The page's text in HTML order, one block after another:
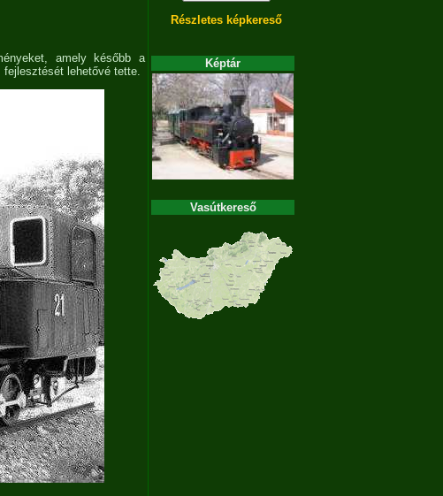
amely később a
lehetővé tette.
Részletes képkereső
Képtár
Vasútkereső